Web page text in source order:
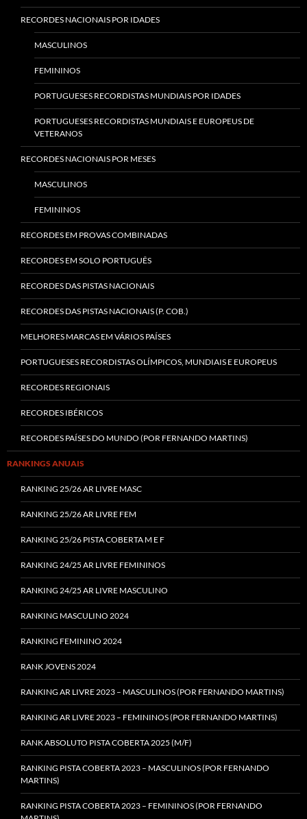
RECORDES NACIONAIS POR IDADES
MASCULINOS
FEMININOS
PORTUGUESES RECORDISTAS MUNDIAIS POR IDADES
PORTUGUESES RECORDISTAS MUNDIAIS E EUROPEUS DE
VETERANOS
RECORDES NACIONAIS POR MESES
MASCULINOS
FEMININOS
RECORDES EM PROVAS COMBINADAS
RECORDES EM SOLO PORTUGUÊS
RECORDES DAS PISTAS NACIONAIS
RECORDES DAS PISTAS NACIONAIS (P. COB.)
MELHORES MARCAS EM VÁRIOS PAÍSES
PORTUGUESES RECORDISTAS OLÍMPICOS, MUNDIAIS E EUROPEUS
RECORDES REGIONAIS
RECORDES IBÉRICOS
RECORDES PAÍSES DO MUNDO (POR FERNANDO MARTINS)
RANKINGS ANUAIS
RANKING 25/26 AR LIVRE MASC
RANKING 25/26 AR LIVRE FEM
RANKING 25/26 PISTA COBERTA M E F
RANKING 24/25 AR LIVRE FEMININOS
RANKING 24/25 AR LIVRE MASCULINO
RANKING MASCULINO 2024
RANKING FEMININO 2024
RANK JOVENS 2024
RANKING AR LIVRE 2023 – MASCULINOS (POR FERNANDO MARTINS)
RANKING AR LIVRE 2023 – FEMININOS (POR FERNANDO MARTINS)
RANK ABSOLUTO PISTA COBERTA 2025 (M/F)
RANKING PISTA COBERTA 2023 – MASCULINOS (POR FERNANDO
MARTINS)
RANKING PISTA COBERTA 2023 – FEMININOS (POR FERNANDO